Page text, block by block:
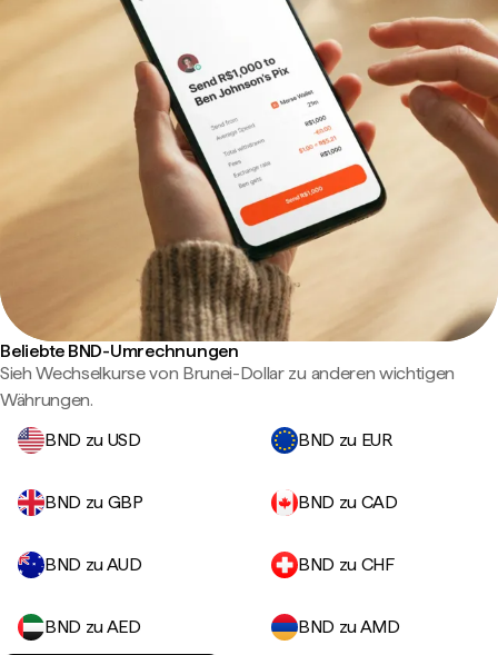
Beliebte BND-Umrechnungen
Sieh Wechselkurse von Brunei-Dollar zu anderen wichtigen
Währungen.
BND zu USD
BND zu EUR
BND zu GBP BND zu CAD
BND zu AUD BND zu CHF
BND zu AED
BND zu AMD